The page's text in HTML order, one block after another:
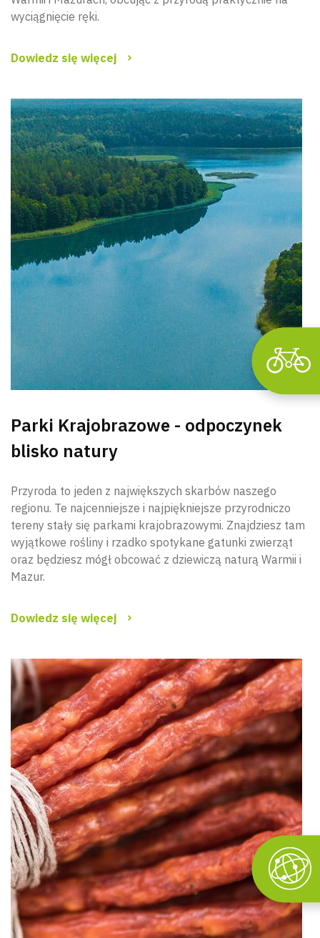
wyciągnięcie ręki.
Dowiedz się więcej
Parki Krajobrazowe - odpoczynek
blisko natury
Przyroda to jeden z największych skarbów naszego
regionu. Te najcenniejsze i najpiękniejsze przyrodniczo
tereny stały się parkami krajobrazowymi. Znajdziesz tam
wyjątkowe rośliny i rzadko spotykane gatunki zwierząt
oraz będziesz mógł obcować z dziewiczą naturą Warmii i
Mazur.
Dowiedz się więcej